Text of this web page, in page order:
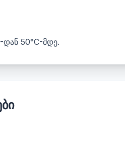
დან 50°C-მდე.